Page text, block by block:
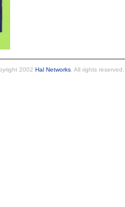
2002 Hal Networks . All rights